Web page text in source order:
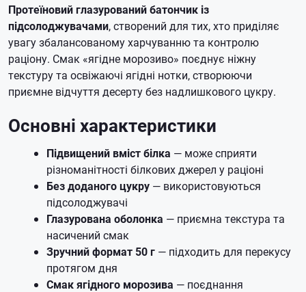
Протеїновий глазурований батончик із
підсолоджувачами, створений для тих, хто приділяє
увагу збалансованому харчуванню та контролю
раціону. Смак «ягідне морозиво» поєднує ніжну
текстуру та освіжаючі ягідні нотки, створюючи
приємне відчуття десерту без надлишкового цукру.
Основні характеристики
Підвищений вміст білка — може сприяти
різноманітності білкових джерел у раціоні
Без доданого цукру — використовуються
підсолоджувачі
Глазурована оболонка — приємна текстура та
насичений смак
Зручний формат 50 г — підходить для перекусу
протягом дня
Смак ягідного морозива — поєднання